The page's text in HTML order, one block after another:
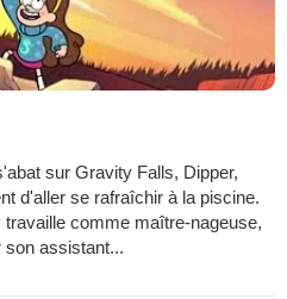
sur Gravity Falls, Dipper,
d'aller se rafraîchir à la piscine.
comme maître-nageuse,
son assistant...